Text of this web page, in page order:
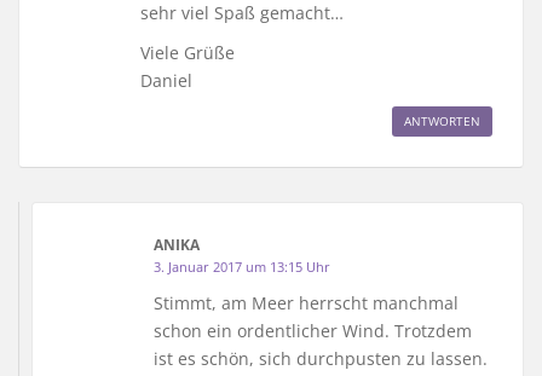
sehr viel Spaß gemacht…
Viele Grüße
Daniel
ANTWORTEN
ANIKA
3. Januar 2017 um 13:15 Uhr
Stimmt, am Meer herrscht manchmal
schon ein ordentlicher Wind. Trotzdem
ist es schön, sich durchpusten zu lassen.